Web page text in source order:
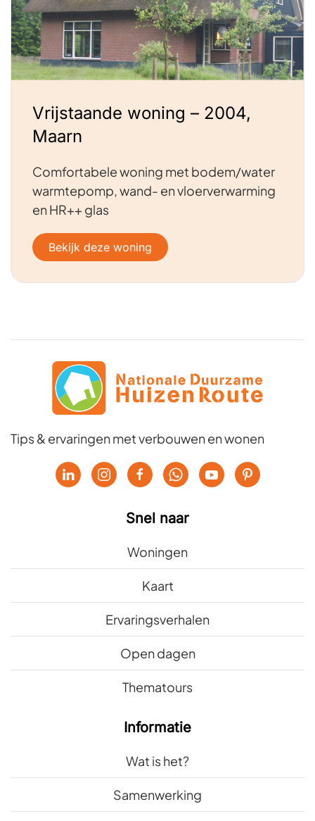
Vrijstaande woning – 2004,
Maarn
Comfortabele woning met bodem/water
warmtepomp, wand- en vloerverwarming
en HR++ glas
Bekijk deze woning
Tips & ervaringen met verbouwen en wonen
Snel naar
Woningen
Kaart
Ervaringsverhalen
Open dagen
Thematours
Informatie
Wat is het?
Samenwerking